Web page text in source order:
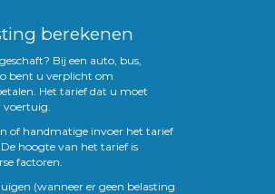
berekenen
Bij een auto, bus,
bent u verplicht om
Het tarief dat u moet
voertuig.
of handmatige invoer het tarief
hoogte van het tarief is
factoren.
(wanneer er geen belasting